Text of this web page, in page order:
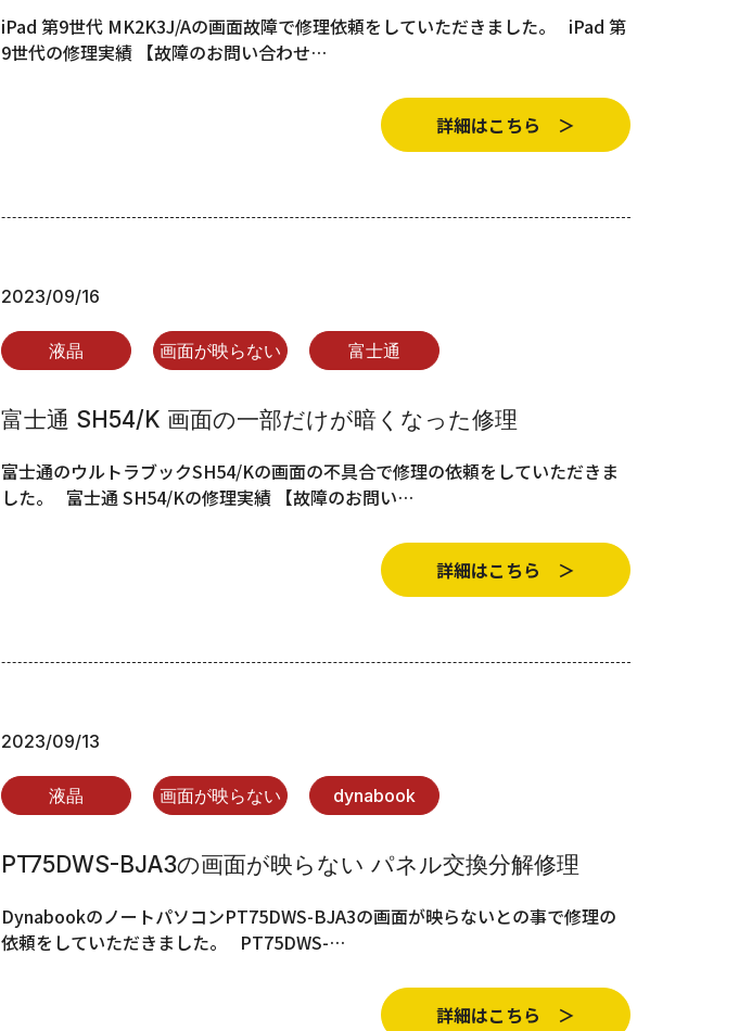
iPad 第9世代 MK2K3J/Aの画面故障で修理依頼をしていただきました。 iPad 第
9世代の修理実績 【故障のお問い合わせ…
詳細はこちら ＞
2023/09/16
液晶 画面が映らない 富士通
富士通 SH54/K 画面の一部だけが暗くなった修理
富士通のウルトラブックSH54/Kの画面の不具合で修理の依頼をしていただきま
した。 富士通 SH54/Kの修理実績 【故障のお問い…
詳細はこちら ＞
2023/09/13
液晶 画面が映らない dynabook
PT75DWS-BJA3の画面が映らない パネル交換分解修理
DynabookのノートパソコンPT75DWS-BJA3の画面が映らないとの事で修理の
依頼をしていただきました。 PT75DWS-…
詳細はこちら ＞